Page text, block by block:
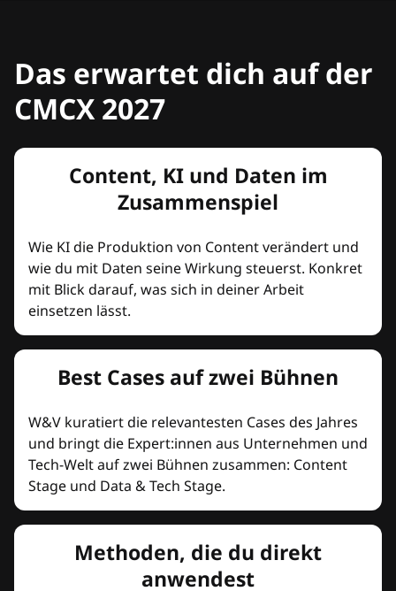
Das erwartet dich auf der
CMCX 2027
Content, KI und Daten im
Zusammenspiel
Wie KI die Produktion von Content verändert und
wie du mit Daten seine Wirkung steuerst. Konkret
mit Blick darauf, was sich in deiner Arbeit
einsetzen lässt.
Best Cases auf zwei Bühnen
W&V kuratiert die relevantesten Cases des Jahres
und bringt die Expert:innen aus Unternehmen und
Tech-Welt auf zwei Bühnen zusammen: Content
Stage und Data & Tech Stage.
Methoden, die du direkt
anwendest